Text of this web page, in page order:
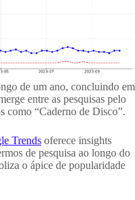
de um ano, concluindo em
entre as pesquisas pelo
como “Caderno de Disco”.
Trends oferece insights
de pesquisa ao longo do
o ápice de popularidade